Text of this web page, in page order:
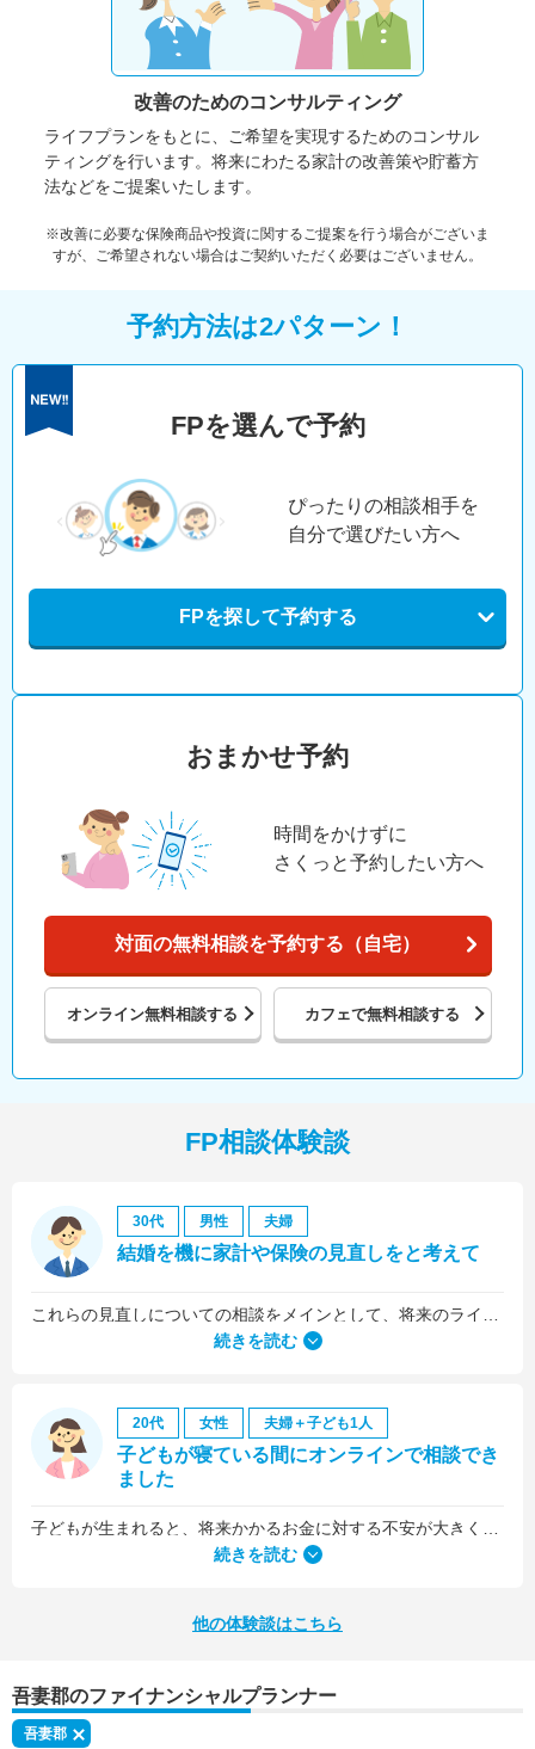
改善のためのコンサルティング
ライフプランをもとに、ご希望を実現するためのコンサル
ティングを行います。将来にわたる家計の改善策や貯蓄方
法などをご提案いたします。
※改善に必要な保険商品や投資に関するご提案を行う場合がございま
すが、ご希望されない場合はご契約いただく必要はございません。
予約方法は2パターン！
FPを選んで予約
ぴったりの相談相手を
自分で選びたい方へ
FPを探して予約する
おまかせ予約
時間をかけずに
さくっと予約したい方へ
対面の無料相談を予約する（自宅）
オンライン無料相談する カフェで無料相談する
FP相談体験談
30代 男性 夫婦
結婚を機に家計や保険の見直しをと考えて
続きを読む
20代 女性 夫婦＋子ども1人
子どもが寝ている間にオンラインで相談でき
ました
何より、とても親身になって対応してくださって大満足。うちと同じように子どもの将来のお金のことで悩んでいる友人にも教えました。
続きを読む
他の体験談はこちら
吾妻郡のファイナンシャルプランナー
吾妻郡